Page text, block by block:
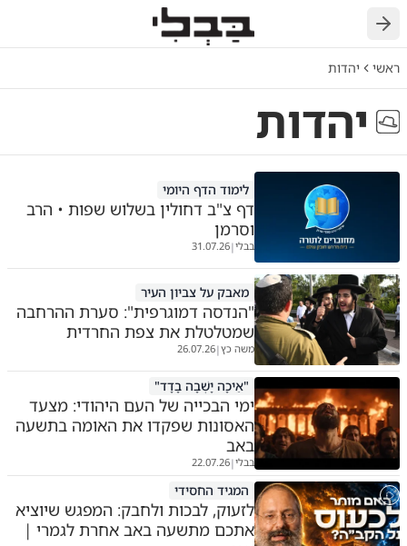
חזרה
ראשי יהדות
יהדות
לימוד הדף היומי
דף צ"ב דחולין בשלוש שפות • הרב
וסרמן
בבלי|
31.07.26
מאבק על צביון העיר
"הנדסה דמוגרפית": סערת ההרחבה
שמטלטלת את צפת החרדית
משה כץ|
26.07.26
"אֵיכָה יָשְׁבָה בָדָד"
ימי הבכייה של העם היהודי: מצעד
האסונות שפקדו את האומה בתשעה
באב
בבלי|
22.07.26
המגיד החסידי
לזעוק, לבכות ולחבק: המפגש שיוציא
אתכם מתשעה באב אחרת לגמרי |